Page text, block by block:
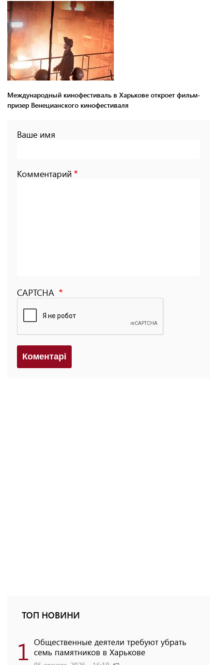
Международный кинофестиваль в Харькове откроет фильм-
призер Венецианского кинофестиваля
Ваше имя
Комментарий
CAPTCHA
Коментарi
ТОП НОВИНИ
1 Общественные деятели требуют убрать
семь памятников в Харькове